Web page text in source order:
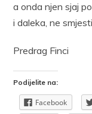
a onda njen sjaj
i daleka, ne
Predrag Finci
Podijelite na:
Facebook